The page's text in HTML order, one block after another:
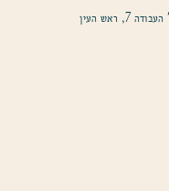
7, ראש העין